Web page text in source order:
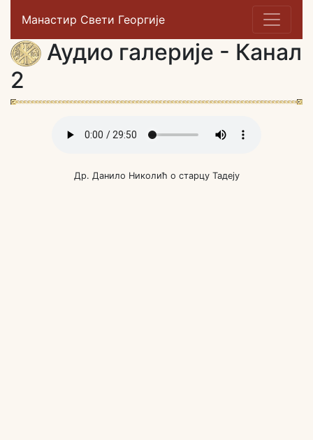
Манастир Свети Георгије
Аудио галерије - Канал
2
Др. Данило Николић о старцу Тадеју